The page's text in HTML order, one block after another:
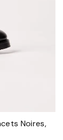
Noires,